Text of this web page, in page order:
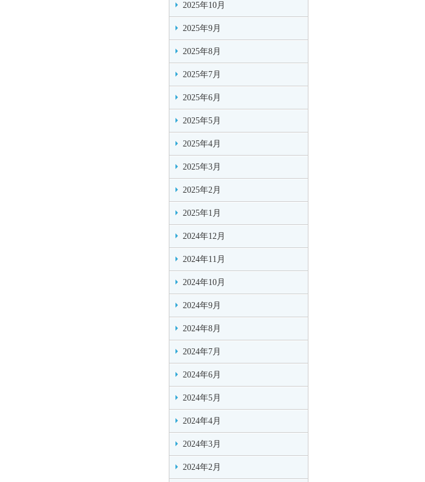
2025年10月
2025年9月
2025年8月
2025年7月
2025年6月
2025年5月
2025年4月
2025年3月
2025年2月
2025年1月
2024年12月
2024年11月
2024年10月
2024年9月
2024年8月
2024年7月
2024年6月
2024年5月
2024年4月
2024年3月
2024年2月